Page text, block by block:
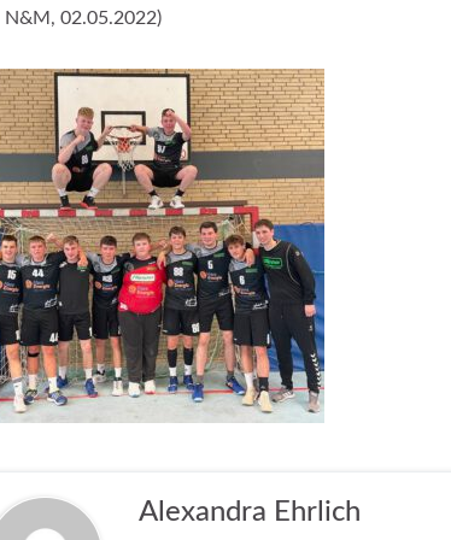
N&M, 02.05.2022)
Alexandra Ehrlich